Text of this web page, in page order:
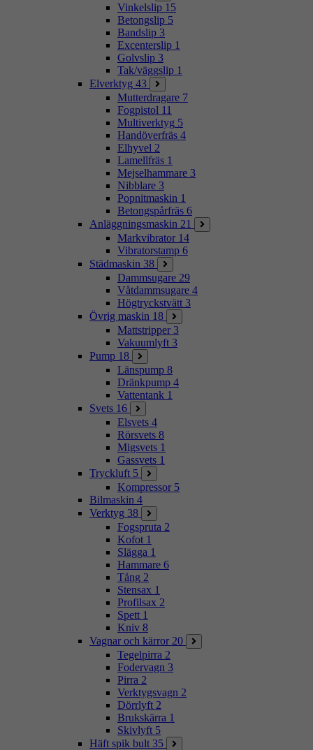
Vinkelslip 15
Betongslip 5
Bandslip 3
Excenterslip 1
Golvslip 3
Tak/väggslip 1
Elverktyg 43
Mutterdragare 7
Fogpistol 11
Multiverktyg 5
Handöverfräs 4
Elhyvel 2
Lamellfräs 1
Mejselhammare 3
Nibblare 3
Popnitmaskin 1
Betongspårfräs 6
Anläggningsmaskin 21
Markvibrator 14
Vibratorstamp 6
Städmaskin 38
Dammsugare 29
Våtdammsugare 4
Högtryckstvätt 3
Övrig maskin 18
Mattstripper 3
Vakuumlyft 3
Pump 18
Länspump 8
Dränkpump 4
Vattentank 1
Svets 16
Elsvets 4
Rörsvets 8
Migsvets 1
Gassvets 1
Tryckluft 5
Kompressor 5
Bilmaskin 4
Verktyg 38
Fogspruta 2
Kofot 1
Slägga 1
Hammare 6
Tång 2
Stensax 1
Profilsax 2
Spett 1
Kniv 8
Vagnar och kärror 20
Tegelpirra 2
Fodervagn 3
Pirra 2
Verktygsvagn 2
Dörrlyft 2
Brukskärra 1
Skivlyft 5
Häft spik bult 35